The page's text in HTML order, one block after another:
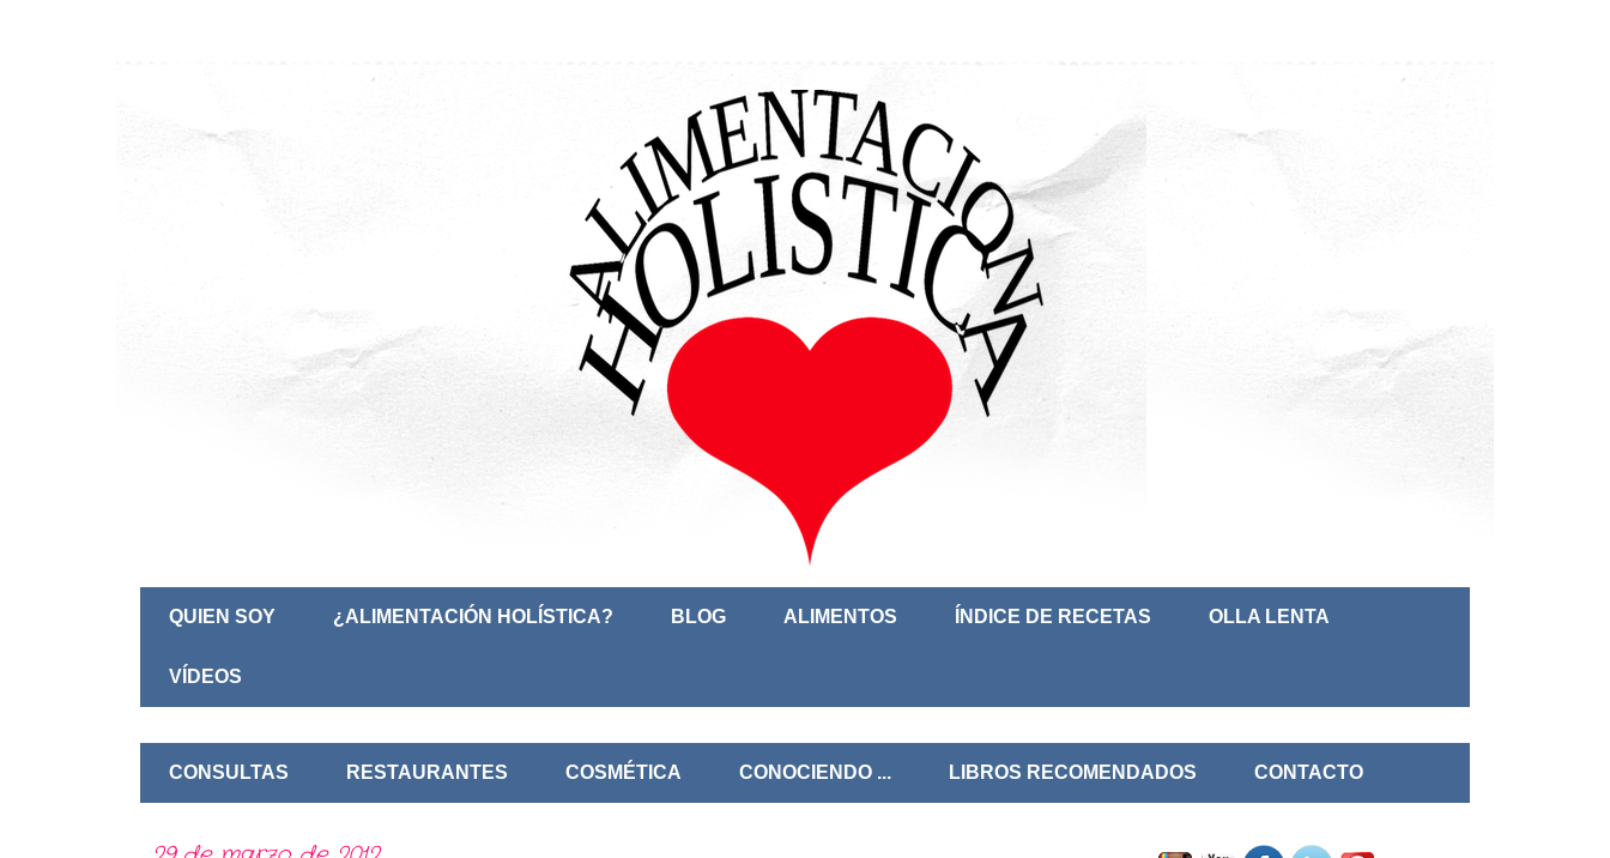
QUIEN SOY ¿ALIMENTACIÓN HOLÍSTICA? BLOG ALIMENTOS ÍNDICE DE RECETAS OLLA LENTA
VÍDEOS
CONSULTAS RESTAURANTES COSMÉTICA CONOCIENDO ... LIBROS RECOMENDADOS CONTACTO